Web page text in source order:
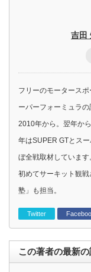
吉田
フリーのモータース
ーパーフォーミュラ
2010年から。翌年か
年はSUPER GTとス
ぼ全戦取材しています
初めてサーキット観
塾」も担当。
Twitter
この著者の最新